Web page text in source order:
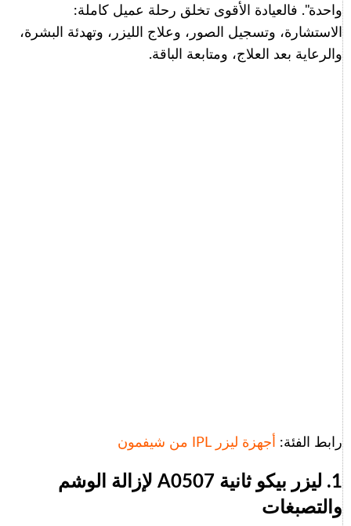
واحدة". فالعيادة الأقوى تخلق رحلة عميل كاملة:
الاستشارة، وتسجيل الصور، وعلاج الليزر، وتهدئة البشرة،
والرعاية بعد العلاج، ومتابعة الباقة.
رابط الفئة: أجهزة ليزر IPL من شيفمون
1. ليزر بيكو ثانية A0507 لإزالة الوشم
والتصبغات